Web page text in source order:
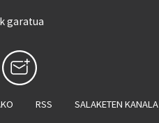
garatua
RSS SALAKETEN KANALA